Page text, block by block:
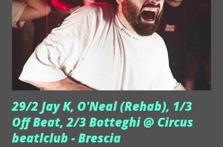
vita in una piccola città della Bavaria. Si avvicina al mondo
dell'elettronica e, dal 2008, iniziano i primi esperimenti. Nel
2012 è a Monaco. Il suo suono è oggi una hard techno
potente e senza fronzoli, che pubblica sulla sua label
Outworld. Per farsi un'idea dell'energia che è in gr...
29/2 Jay K, O'Neal (Rehab), 1/3
Off Beat, 2/3 Botteghi @ Circus
beatlclub - Brescia